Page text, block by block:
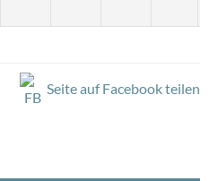
Seite auf Facebook teilen